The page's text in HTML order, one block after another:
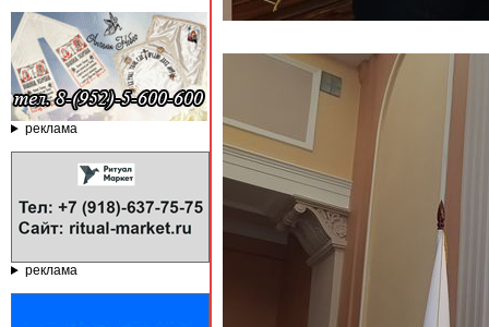
реклама
реклама